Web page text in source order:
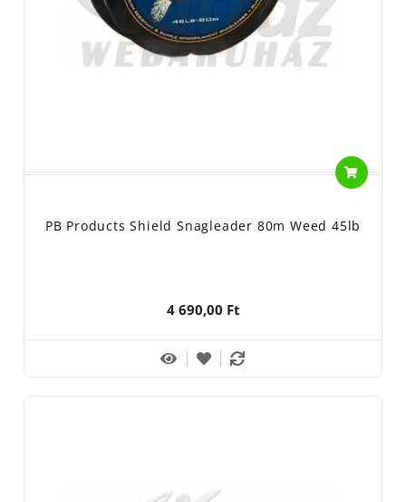
PB Products Shield Snagleader 80m Weed 45lb
4 690,00 Ft